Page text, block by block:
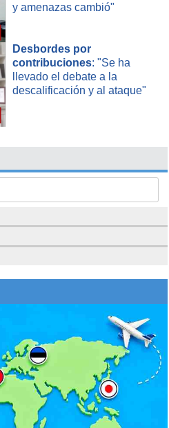
y amenazas cambió"
Desbordes por
contribuciones: "Se ha
llevado el debate a la
descalificación y al ataque"